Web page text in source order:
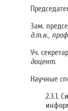
Зам.
д.т.н.,
Уч.
доцент.
Научные
2.3.1.